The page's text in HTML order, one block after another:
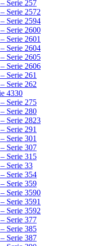
Serie 257
Serie 2572
Serie 2594
Serie 2600
Serie 2601
Serie 2604
Serie 2605
Serie 2606
Serie 261
Serie 262
4330
Serie 275
Serie 280
Serie 2823
Serie 291
Serie 301
Serie 307
Serie 315
Serie 33
Serie 354
Serie 359
Serie 3590
Serie 3591
Serie 3592
Serie 377
Serie 385
Serie 387